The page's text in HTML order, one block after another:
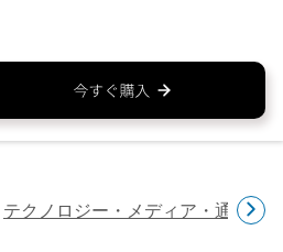
テクノロジー・メディア・通信研